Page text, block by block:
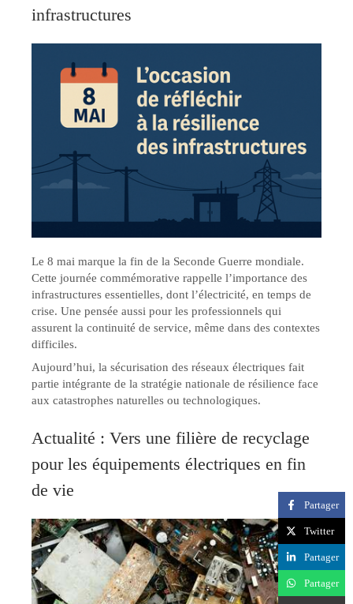
infrastructures
Le 8 mai marque la fin de la Seconde Guerre mondiale.
Cette journée commémorative rappelle l’importance des
infrastructures essentielles, dont l’électricité, en temps de
crise. Une pensée aussi pour les professionnels qui
assurent la continuité de service, même dans des contextes
difficiles.
Aujourd’hui, la sécurisation des réseaux électriques fait
partie intégrante de la stratégie nationale de résilience face
aux catastrophes naturelles ou technologiques.
Actualité : Vers une filière de recyclage
pour les équipements électriques en fin
de vie
Partager
Twitter
Partager
Partager